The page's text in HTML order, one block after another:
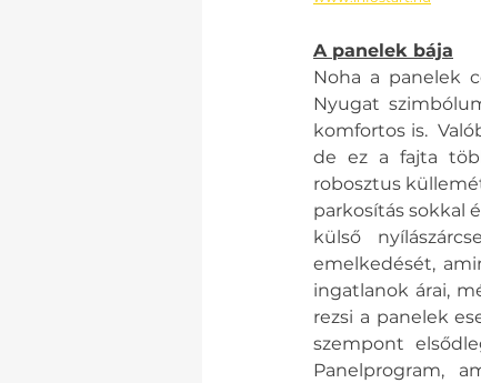
A panelek bája
Noha a panelek
Nyugat
komfortos is.
de ez a fajta
robosztus
parkosítás sokkal
külső
emelkedését,
ingatlanok árai,
rezsi a panelek
szempont
Panelprogram,